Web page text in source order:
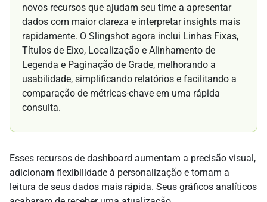
novos recursos que ajudam seu time a apresentar
dados com maior clareza e interpretar insights mais
rapidamente. O Slingshot agora inclui Linhas Fixas,
Títulos de Eixo, Localização e Alinhamento de
Legenda e Paginação de Grade, melhorando a
usabilidade, simplificando relatórios e facilitando a
comparação de métricas-chave em uma rápida
consulta.
Esses recursos de dashboard aumentam a precisão visual,
adicionam flexibilidade à personalização e tornam a
leitura de seus dados mais rápida. Seus gráficos analíticos